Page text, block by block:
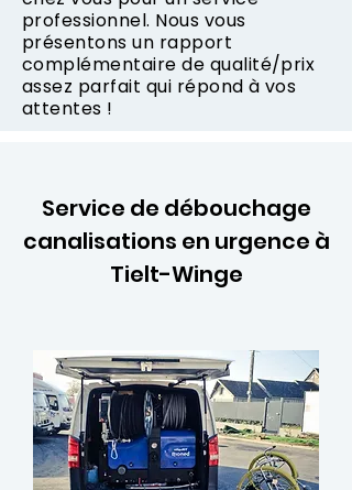
professionnel. Nous vous
présentons un rapport
complémentaire de qualité/prix
assez parfait qui répond à vos
attentes !
Service de débouchage
canalisations en urgence à
Tielt-Winge